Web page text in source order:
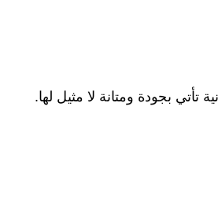
بجودة ومتانة لا مثيل لها.